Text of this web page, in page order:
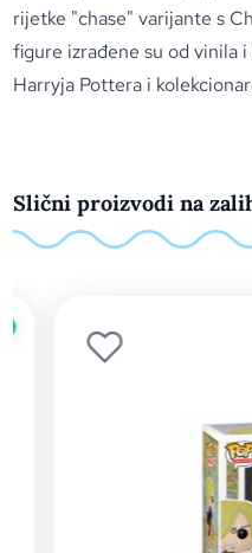
rijetke "chase" varijante s
figure izrađene su od vinila
Harryja Pottera i
Slični proizvodi na